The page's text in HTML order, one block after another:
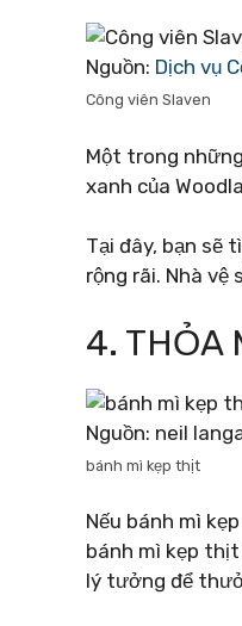
Nguồn: Dịch vụ
Công viên Slaven
Một trong
xanh của
Tại đây, bạn sẽ
rộng rãi. Nhà vệ
4. THỎA
Nguồn: neil
bánh mì kẹp thịt
Nếu bánh mì
bánh mì kẹp thịt
lý tưởng để